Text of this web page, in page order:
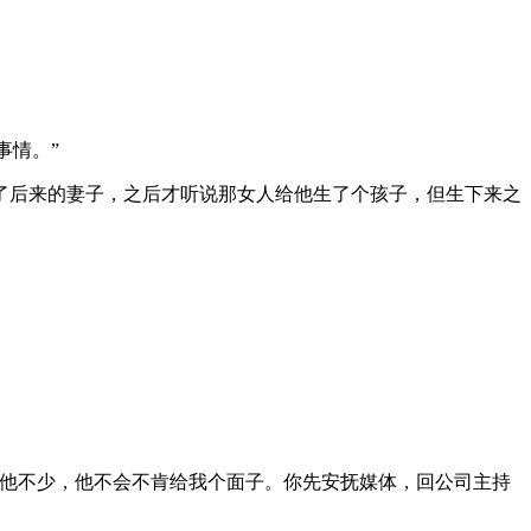
情。”
来的妻子，之后才听说那女人给他生了个孩子，但生下来之
不少，他不会不肯给我个面子。你先安抚媒体，回公司主持